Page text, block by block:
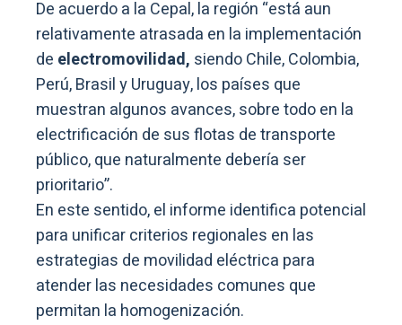
De acuerdo a la Cepal, la región “está aun
relativamente atrasada en la implementación
de electromovilidad, siendo Chile, Colombia,
Perú, Brasil y Uruguay, los países que
muestran algunos avances, sobre todo en la
electrificación de sus flotas de transporte
público, que naturalmente debería ser
prioritario”.
En este sentido, el informe identifica potencial
para unificar criterios regionales en las
estrategias de movilidad eléctrica para
atender las necesidades comunes que
permitan la homogenización.